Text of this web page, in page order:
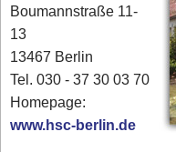
Boumannstraße 11-
13
13467 Berlin
Tel. 030 - 37 30 03 70
‎‎Homepage:
www.hsc-berlin.de